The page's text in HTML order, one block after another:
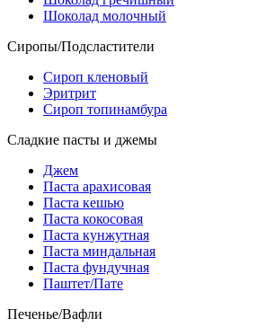
Шоколад молочный
Сиропы/Подсластители
Сироп кленовый
Эритрит
Сироп топинамбура
Сладкие пасты и джемы
Джем
Паста арахисовая
Паста кешью
Паста кокосовая
Паста кунжутная
Паста миндальная
Паста фундучная
Паштет/Пате
Печенье/Вафли